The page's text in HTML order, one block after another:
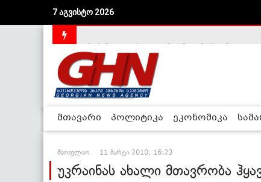
7 აგვისტო 2026
მთავარი პოლიტიკა ეკონომიკა
მსოფლიო 11 მარტი 2010, 16:23
უკრაინას ახალი მთავრობა